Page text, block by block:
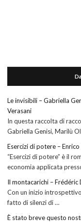
Le invisibili – Gabriella
Verasani
In questa raccolta di
Gabriella Genisi, Marilù
Esercizi di potere – Enrico
“Esercizi di potere” è il
economia applicata
Il montacarichi – Frédéric
Con un inizio
fatto di silenzi di …
È stato breve questo